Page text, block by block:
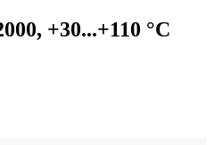
+30...+110 °C